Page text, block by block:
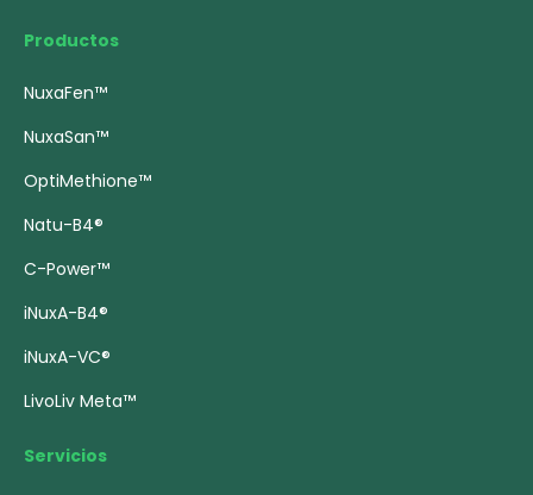
Productos
NuxaFen™
NuxaSan™
OptiMethione™
Natu-B4®
C-Power™
iNuxA-B4®
iNuxA-VC®
LivoLiv Meta™
Servicios